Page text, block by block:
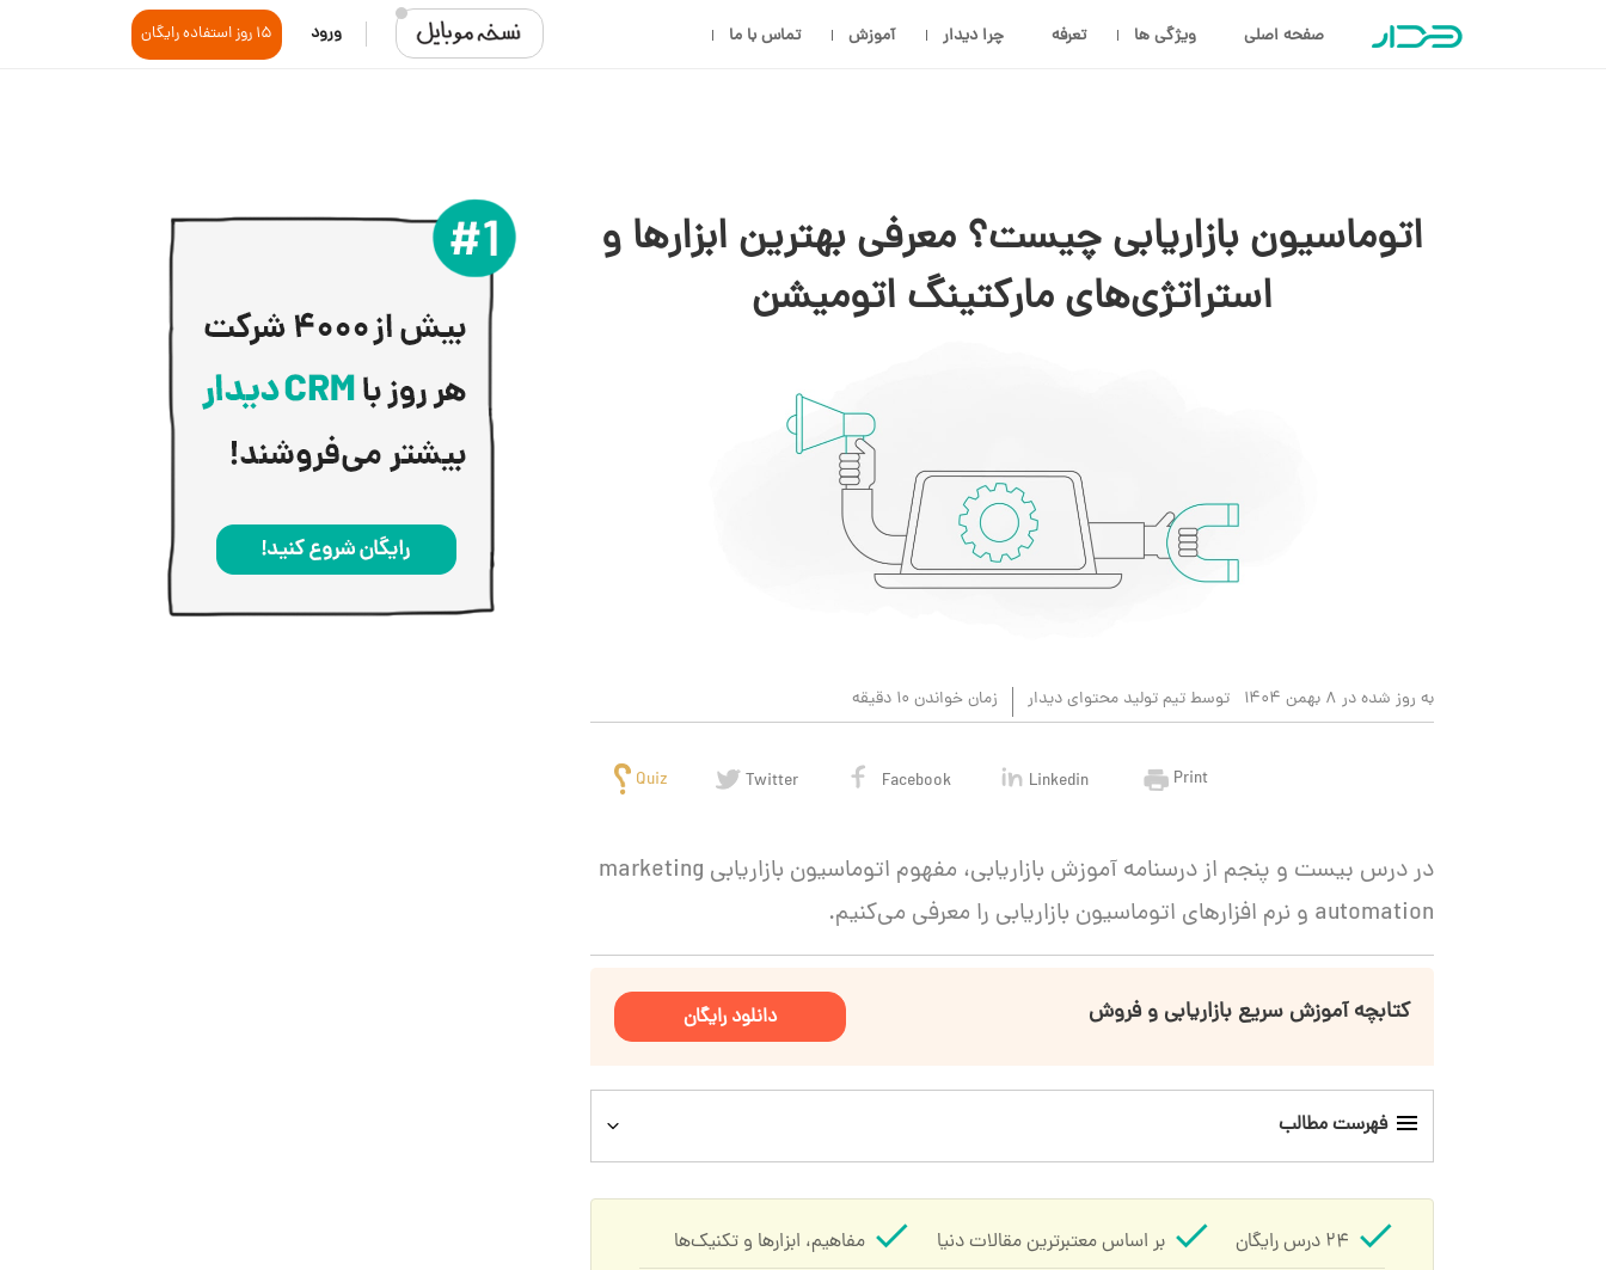
صفحه اصلی ویژگی ها تعرفه چرا دیدار آموزش تماس با ما ورود 15 روز استفاده رایگان
اتوماسیون بازاریابی چیست؟ معرفی بهترین ابزارها و
استراتژی‌های مارکتینگ اتومیشن
به روز شده در 8 بهمن 1404 توسط تیم تولید محتوای دیدار زمان خواندن 10 دقیقه
Quiz Twitter Facebook Linkedin Print
در درس بیست و پنجم از درسنامه آموزش بازاریابی، مفهوم اتوماسیون بازاریابی marketing
automation و نرم افزارهای اتوماسیون بازاریابی را معرفی می‌کنیم.
کتابچه آموزش سریع بازاریابی و فروش دانلود رایگان
فهرست مطالب
مزایای اتوماسیون بازاریابی برای کسب‌وکار
24 درس رایگان بر اساس معتبرترین مقالات دنیا
مفاهیم، ابزارها و تکنیک‌ها